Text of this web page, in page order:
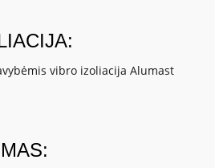
vibro izoliacija Alumast